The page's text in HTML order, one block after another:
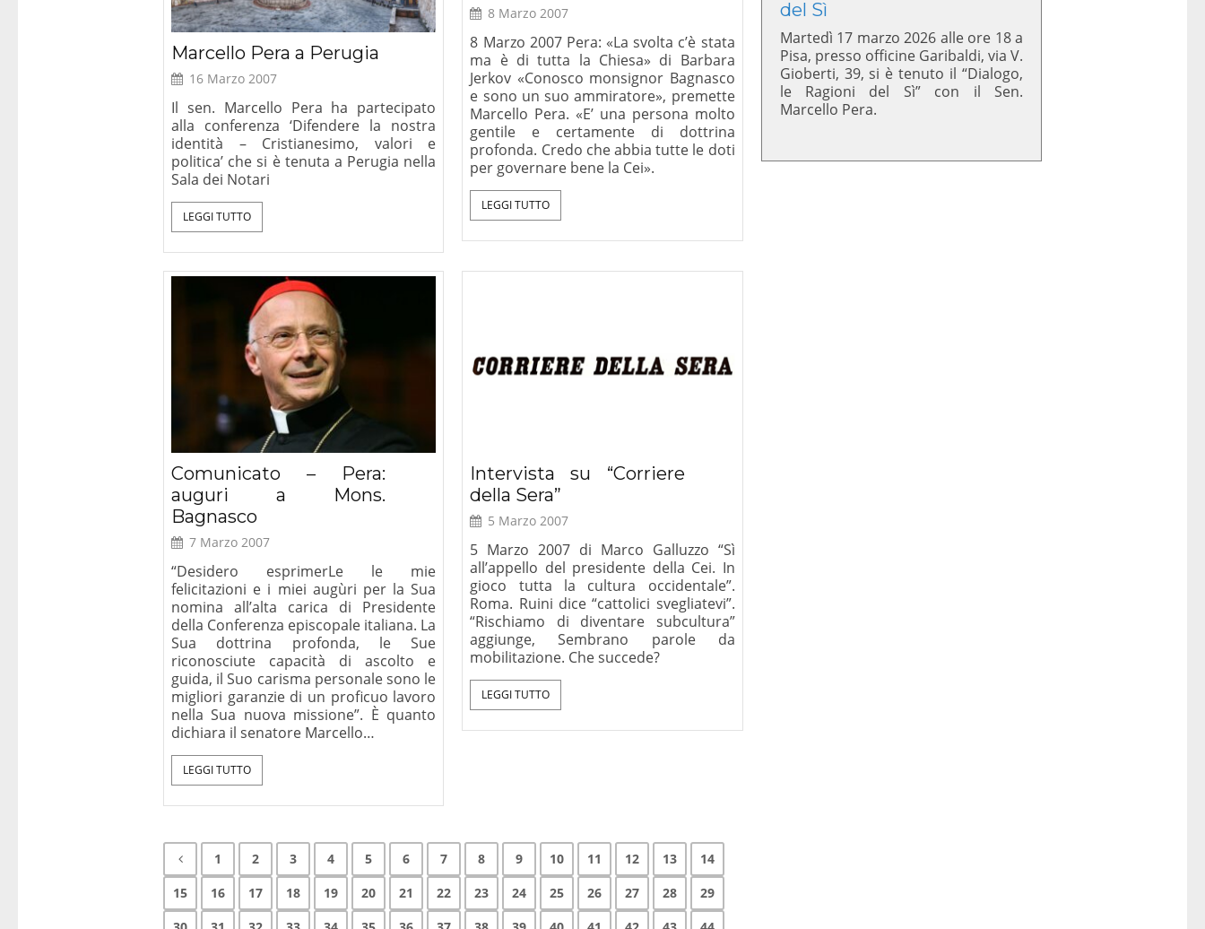
Marcello Pera a Perugia
16 Marzo 2007
Il sen. Marcello Pera ha partecipato
alla conferenza ‘Difendere la nostra
identità – Cristianesimo, valori e
politica’ che si è tenuta a Perugia nella
Sala dei Notari
LEGGI TUTTO
8 Marzo 2007
8 Marzo 2007 Pera: «La svolta c’è stata
ma è di tutta la Chiesa» di Barbara
Jerkov «Conosco monsignor Bagnasco
e sono un suo ammiratore», premette
Marcello Pera. «E’ una persona molto
gentile e certamente di dottrina
profonda. Credo che abbia tutte le doti
per governare bene la Cei».
LEGGI TUTTO
Comunicato – Pera:
auguri a Mons.
Bagnasco
7 Marzo 2007
“Desidero esprimerLe le mie
felicitazioni e i miei augùri per la Sua
nomina all’alta carica di Presidente
della Conferenza episcopale italiana. La
Sua dottrina profonda, le Sue
riconosciute capacità di ascolto e
guida, il Suo carisma personale sono le
migliori garanzie di un proficuo lavoro
nella Sua nuova missione”. È quanto
dichiara il senatore Marcello…
LEGGI TUTTO
Intervista su “Corriere
della Sera”
5 Marzo 2007
5 Marzo 2007 di Marco Galluzzo “Sì
all’appello del presidente della Cei. In
gioco tutta la cultura occidentale”.
Roma. Ruini dice “cattolici svegliatevi”.
“Rischiamo di diventare subcultura”
aggiunge, Sembrano parole da
mobilitazione. Che succede?
LEGGI TUTTO
1 2 3 4 5 6 7 8 9 10 11 12 13
14
15
16 17 18 19 20 21 22 23 24 25 26 27 28
29
del Sì
Martedì 17 marzo 2026 alle ore 18 a
Pisa, presso officine Garibaldi, via V.
Gioberti, 39, si è tenuto il “Dialogo,
le Ragioni del Sì” con il Sen.
Marcello Pera.